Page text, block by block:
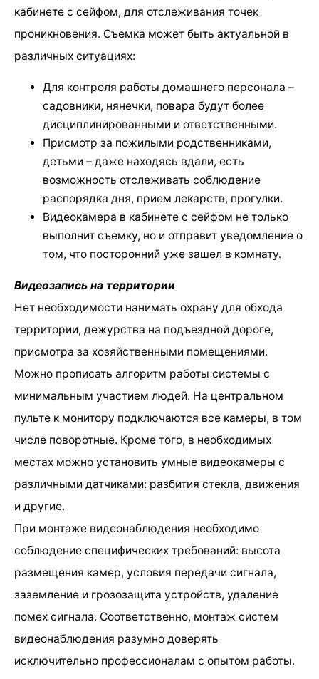
кабинете с сейфом, для отслеживания точек
проникновения. Съемка может быть актуальной в
различных ситуациях:
Для контроля работы домашнего персонала –
садовники, нянечки, повара будут более
дисциплинированными и ответственными.
Присмотр за пожилыми родственниками,
детьми – даже находясь вдали, есть
возможность отслеживать соблюдение
распорядка дня, прием лекарств, прогулки.
Видеокамера в кабинете с сейфом не только
выполнит съемку, но и отправит уведомление о
том, что посторонний уже зашел в комнату.
Видеозапись на территории
Нет необходимости нанимать охрану для обхода
территории, дежурства на подъездной дороге,
присмотра за хозяйственными помещениями.
Можно прописать алгоритм работы системы с
минимальным участием людей. На центральном
пульте к монитору подключаются все камеры, в том
числе поворотные. Кроме того, в необходимых
местах можно установить умные видеокамеры с
различными датчиками: разбития стекла, движения
и другие.
При монтаже видеонаблюдения необходимо
соблюдение специфических требований: высота
размещения камер, условия передачи сигнала,
заземление и грозозащита устройств, удаление
помех сигнала. Соответственно, монтаж систем
видеонаблюдения разумно доверять
исключительно профессионалам с опытом работы.